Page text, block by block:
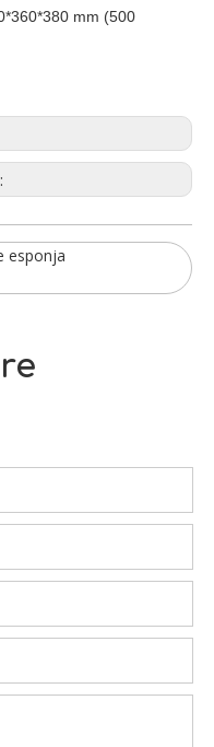
mm (500
esponja